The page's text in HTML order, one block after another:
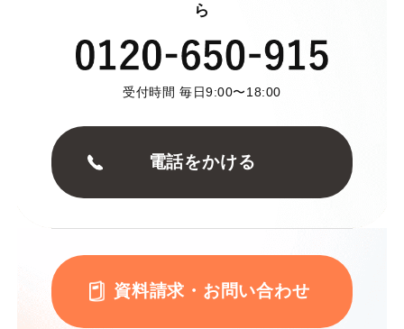
ら
受付時間 毎日9:00〜18:00
電話をかける
資料請求・お問い合わせ